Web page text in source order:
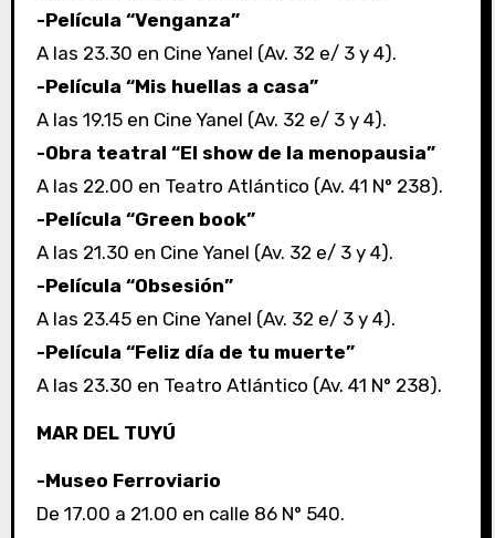
-Película “Venganza”
A las 23.30 en Cine Yanel (Av. 32 e/ 3 y 4).
-Película “Mis huellas a casa”
A las 19.15 en Cine Yanel (Av. 32 e/ 3 y 4).
-Obra teatral “El show de la menopausia”
A las 22.00 en Teatro Atlántico (Av. 41 N° 238).
-Película “Green book”
A las 21.30 en Cine Yanel (Av. 32 e/ 3 y 4).
-Película “Obsesión”
A las 23.45 en Cine Yanel (Av. 32 e/ 3 y 4).
-Película “Feliz día de tu muerte”
A las 23.30 en Teatro Atlántico (Av. 41 N° 238).
MAR DEL TUYÚ
-Museo Ferroviario
De 17.00 a 21.00 en calle 86 N° 540.